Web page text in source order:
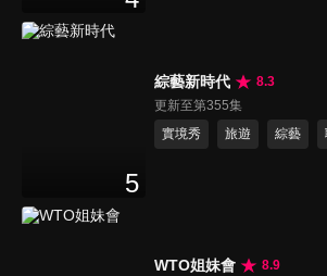
5
綜藝新時代
8.3
更新至第355集
實境秀
旅遊 綜藝
WTO姐妹會
8.9